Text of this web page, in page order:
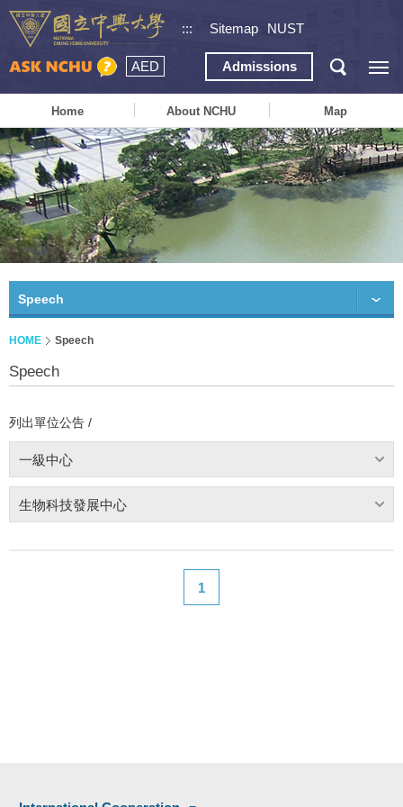
::: Sitemap NUST
AED Admissions
Home About NCHU Map
Speech
HOME Speech
Speech
列出單位公告 /
一級中心
生物科技發展中心
1